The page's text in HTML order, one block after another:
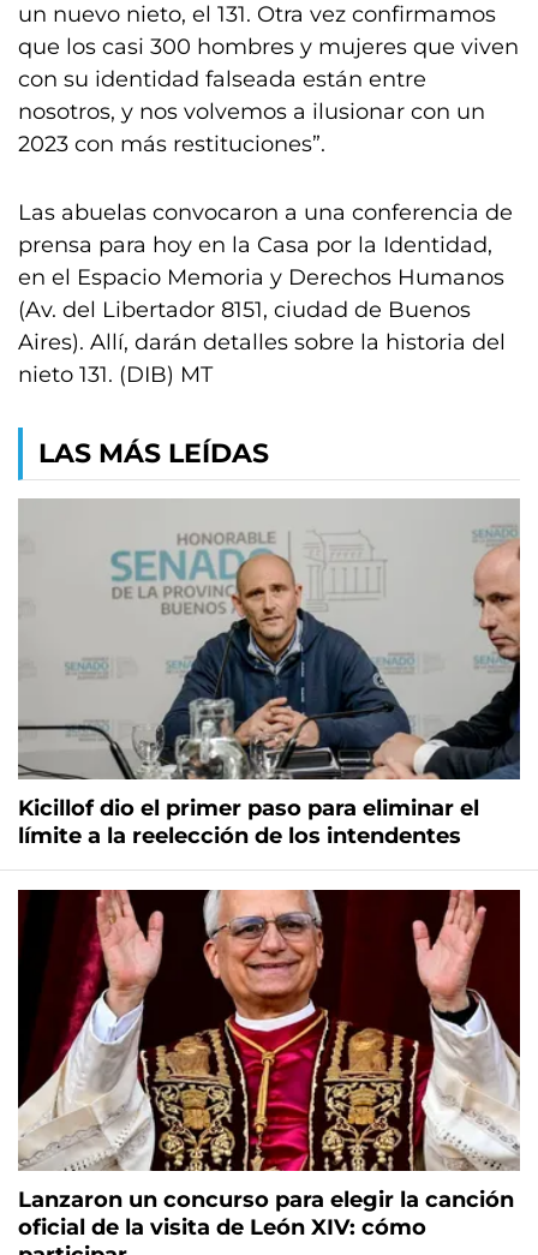
un nuevo nieto, el 131. Otra vez confirmamos
que los casi 300 hombres y mujeres que viven
con su identidad falseada están entre
nosotros, y nos volvemos a ilusionar con un
2023 con más restituciones”.
Las abuelas convocaron a una conferencia de
prensa para hoy en la Casa por la Identidad,
en el Espacio Memoria y Derechos Humanos
(Av. del Libertador 8151, ciudad de Buenos
Aires). Allí, darán detalles sobre la historia del
nieto 131. (DIB) MT
LAS MÁS LEÍDAS
Kicillof dio el primer paso para eliminar el
límite a la reelección de los intendentes
Lanzaron un concurso para elegir la canción
oficial de la visita de León XIV: cómo